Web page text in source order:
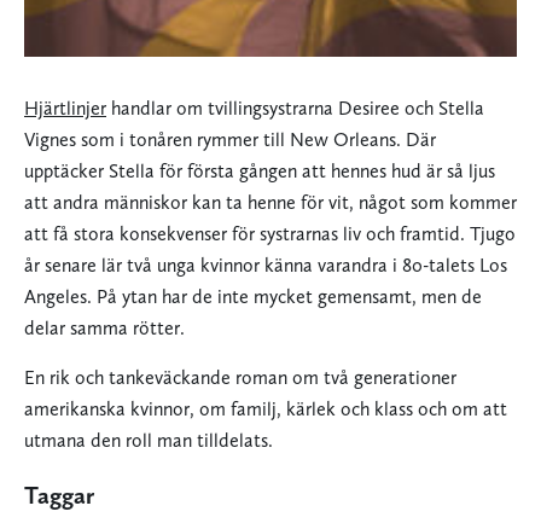
Hjärtlinjer handlar om tvillingsystrarna Desiree och Stella
Vignes som i tonåren rymmer till New Orleans. Där
upptäcker Stella för första gången att hennes hud är så ljus
att andra människor kan ta henne för vit, något som kommer
att få stora konsekvenser för systrarnas liv och framtid. Tjugo
år senare lär två unga kvinnor känna varandra i 80-talets Los
Angeles. På ytan har de inte mycket gemensamt, men de
delar samma rötter.
En rik och tankeväckande roman om två generationer
amerikanska kvinnor, om familj, kärlek och klass och om att
utmana den roll man tilldelats.
Taggar